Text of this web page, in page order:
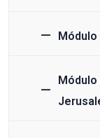
Módulo